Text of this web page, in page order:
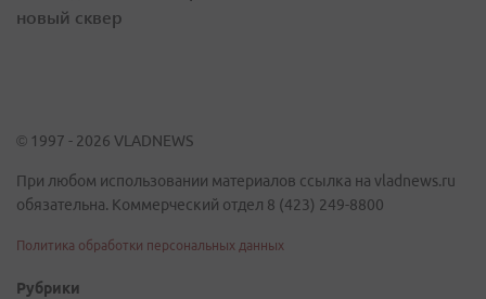
новый сквер
© 1997 - 2026 VLADNEWS
При любом использовании материалов ссылка на vladnews.ru
обязательна. Коммерческий отдел 8 (423) 249-8800
Политика обработки персональных данных
Рубрики